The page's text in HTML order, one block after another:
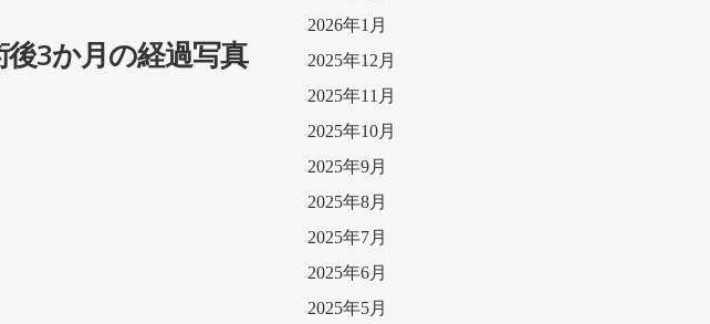
3か月の経過写真
2026年1月
2025年12月
2025年11月
2025年10月
2025年9月
2025年8月
2025年7月
2025年6月
2025年5月